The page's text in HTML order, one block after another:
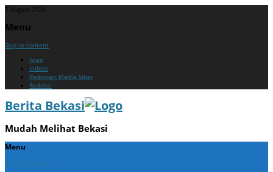
7 August 2026
Menu
Skip to content
Iklan
Indeks
Pedoman Media Siber
Redaksi
Berita Bekasi
Mudah Melihat Bekasi
Menu
Skip to content